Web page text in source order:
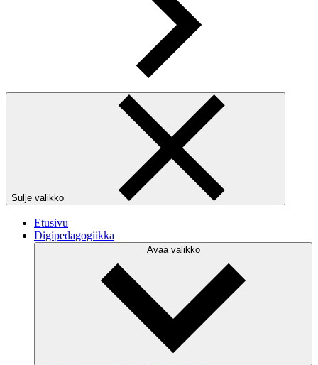
Sulje valikko
Etusivu
Digipedagogiikka
Avaa valikko